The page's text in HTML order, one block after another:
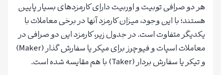
هر دو صرافی توبیت و اوربیت دارای کارمزدهای بسیار پایین
هستند؛ با این وجود، میزان کارمزد آنها در برخی معاملات با
یکدیگر متفاوت است. در جدول زیر، کارمزد این دو صرافی در
معاملات اسپات و فیوچرز برای میکر یا سفارش گذار (Maker)
و تیکر یا سفارش بردار (Taker) با هم مقایسه شده است.